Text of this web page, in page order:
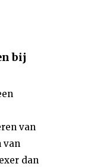
bij
van
van
dan